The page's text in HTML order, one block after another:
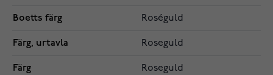
Boetts färg Roséguld
Färg, urtavla Roseguld
Färg Roseguld